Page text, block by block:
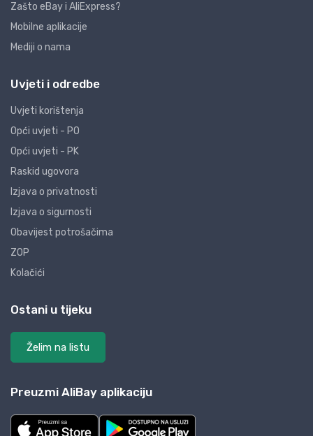
Zašto eBay i AliExpress?
Mobilne aplikacije
Mediji o nama
Uvjeti i odredbe
Uvjeti korištenja
Opći uvjeti - PO
Opći uvjeti - PK
Raskid ugovora
Izjava o privatnosti
Izjava o sigurnosti
Obavijest potrošačima
ZOP
Kolačići
Ostani u tijeku
Želim na listu
Preuzmi AliBay aplikaciju